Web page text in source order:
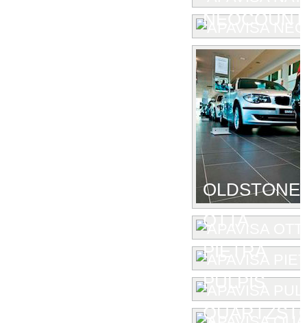
OLDSTONE
OTTA
PIETRA
PULPIS